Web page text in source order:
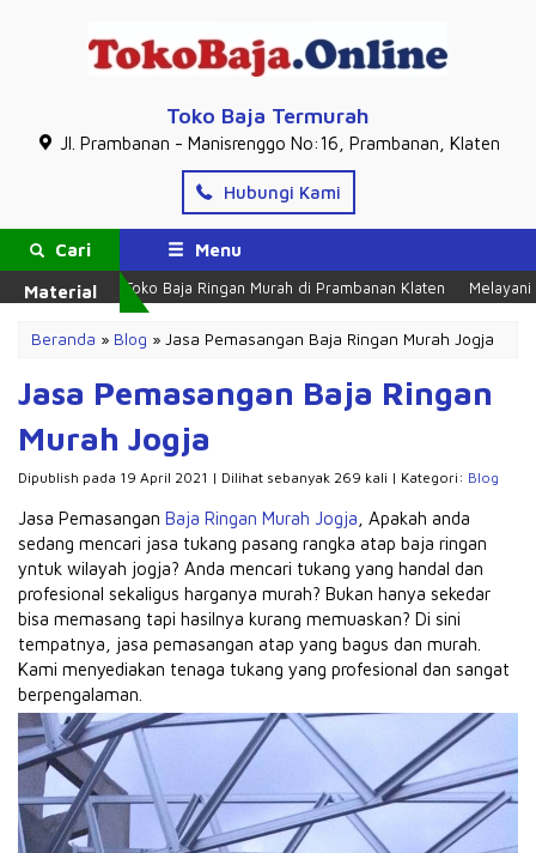
Toko Baja Termurah
Jl. Prambanan - Manisrenggo No:16, Prambanan, Klaten
Hubungi Kami
Cari
Material
Menu
Toko Baja Ringan Murah di Prambanan Klaten Melayani
Beranda » Blog » Jasa Pemasangan Baja Ringan Murah Jogja
Jasa Pemasangan Baja Ringan
Murah Jogja
Dipublish pada 19 April 2021 | Dilihat sebanyak 269 kali | Kategori: Blog
Jasa Pemasangan Baja Ringan Murah Jogja , Apakah anda
sedang mencari jasa tukang pasang rangka atap baja ringan
yntuk wilayah jogja? Anda mencari tukang yang handal dan
profesional sekaligus harganya murah? Bukan hanya sekedar
bisa memasang tapi hasilnya kurang memuaskan? Di sini
tempatnya, jasa pemasangan atap yang bagus dan murah.
Kami menyediakan tenaga tukang yang profesional dan sangat
berpengalaman.